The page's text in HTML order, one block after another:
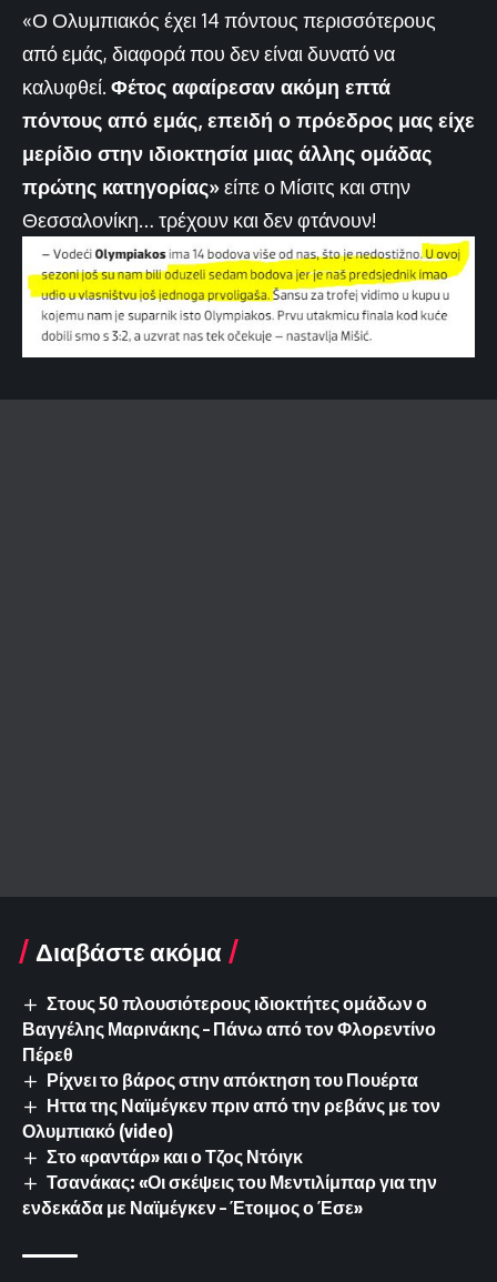
«Ο Ολυμπιακός έχει 14 πόντους περισσότερους
από εμάς, διαφορά που δεν είναι δυνατό να
καλυφθεί. Φέτος αφαίρεσαν ακόμη επτά
πόντους από εμάς, επειδή ο πρόεδρος μας είχε
μερίδιο στην ιδιοκτησία μιας άλλης ομάδας
πρώτης κατηγορίας»είπε ο Μίσιτς και στην
Θεσσαλονίκη… τρέχουν και δεν φτάνουν!
Διαβάστε ακόμα
Στους 50 πλουσιότερους ιδιοκτήτες ομάδων ο
Βαγγέλης Μαρινάκης – Πάνω από τον Φλορεντίνο
Πέρεθ
Ρίχνει το βάρος στην απόκτηση του Πουέρτα
Ηττα της Ναϊμέγκεν πριν από την ρεβάνς με τον
Ολυμπιακό (video)
Στο «ραντάρ» και ο Τζος Ντόιγκ
Τσανάκας: «Οι σκέψεις του Μεντιλίμπαρ για την
ενδεκάδα με Ναϊμέγκεν – Έτοιμος ο Έσε»